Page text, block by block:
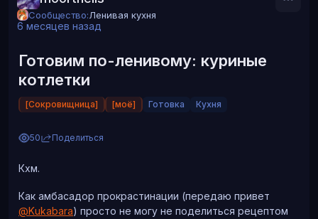
Творец (или тварина (укр.)):
Сообщество:Ленивая кухня
6 месяцев назад
Готовим по-ленивому: куриные
котлетки
[Сокровищница] [моё] Готовка Кухня
50 Поделиться
Кхм.
Как амбасадор прокрастинации (передаю привет
@Kukabara) просто не могу не поделиться рецептом